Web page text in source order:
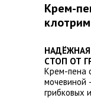
Крем-пена
мочевиной
грибковых
Крем-
СТОП ОТ